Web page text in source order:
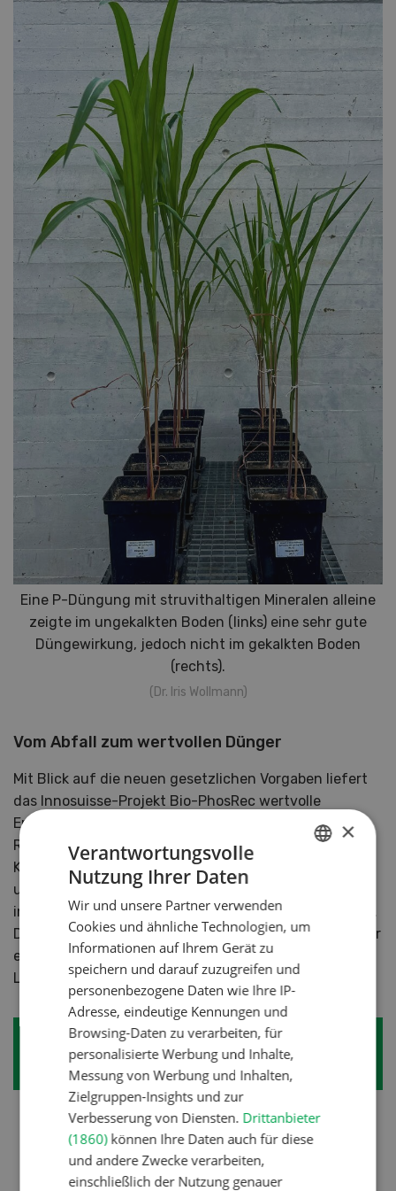
Eine P-Düngung mit struvithaltigen Mineralen alleine
zeigte im ungekalkten Boden (links) eine sehr gute
Düngewirkung, jedoch nicht im gekalkten Boden
(rechts).
(Dr. Iris Wollmann)
Vom Abfall zum wertvollen Dünger
Mit Blick auf die neuen gesetzlichen Vorgaben liefert
das Innosuisse-Projekt Bio-PhosRec wertvolle
Erkenntnisse für eine praxisnahe Nutzung von P-
Recyclingdüngemitteln. Co-vergorene Struvit-
Komposte könnten dabei eine Schlüsselrolle spielen,
um regionale Nährstoffkreisläufe zu schliessen und
importierte Phosphorressourcen teilweise zu ersetzen.
Damit wird aus einem Abfallprodukt aus dem Abwasser
ein wertvoller Dünger für die Schweizer
Landwirtschaft.
Struvit im Biolandbau bereits
bekannt
Struvit = Magnesium-Ammonium-Phosphat
(MgNH4PO 4· 6H2 O)bildet sich spontan in
wässrigen Lösungen, wenn Mg, NH4+ und PO4
zusammentreffen, beispielsweise in Abwasser-
×
Verantwortungsvolle
Nutzung Ihrer Daten
Wir und unsere Partner verwenden
Cookies und ähnliche Technologien, um
Informationen auf Ihrem Gerät zu
speichern und darauf zuzugreifen und
personenbezogene Daten wie Ihre IP-
Adresse, eindeutige Kennungen und
Browsing-Daten zu verarbeiten, für
personalisierte Werbung und Inhalte,
Messung von Werbung und Inhalten,
Zielgruppen-Insights und zur
Verbesserung von Diensten. Drittanbieter
(1860)können Ihre Daten auch für diese
und andere Zwecke verarbeiten,
einschließlich der Nutzung genauer